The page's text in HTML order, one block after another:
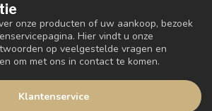
onze producten of uw aankoop, bezoek
Hier vindt u onze
op veelgestelde vragen en
om met ons in contact te komen.
Klantenservice